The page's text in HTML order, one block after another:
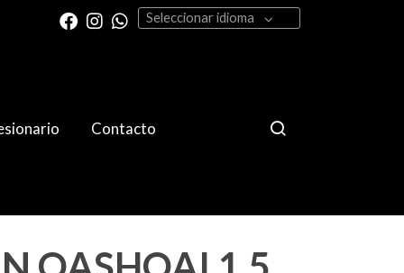
Seleccionar idioma
Contacto